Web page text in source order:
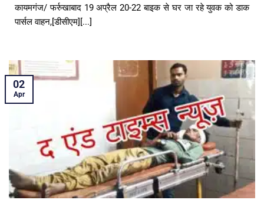
कायमगंज/ फर्रुखाबाद 19 अप्रैल 20-22 बाइक से घर जा रहे युवक को डाक
पार्सल वाहन,[डीसीएम][...]
02
Apr